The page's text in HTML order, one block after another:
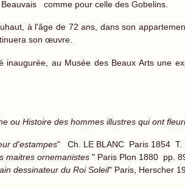
Beauvais comme pour celle des Gobelins.
à l'âge de 72 ans, dans son
son œuvre.
inaugurée, au Musée des Beaux Arts une
des hommes illustres qui ont fleuri
d'estampes" Ch. LE BLANC Paris 1854 T.
maitres ornemanistes " Paris Plon 1880 pp.
dessinateur du Roi Soleil" Paris, Herscher